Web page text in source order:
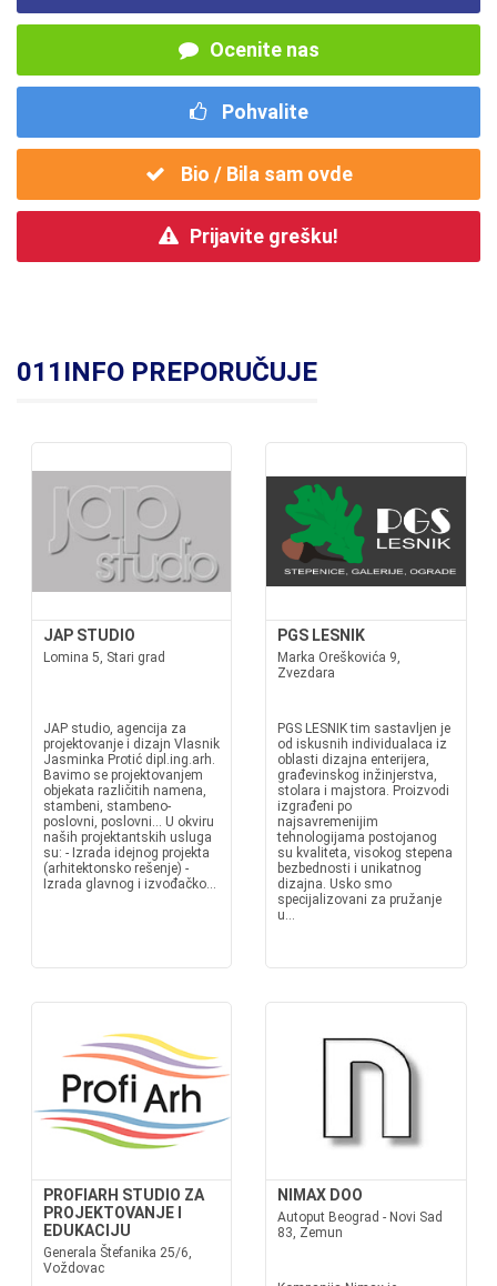
Ocenite nas
Pohvalite
Bio / Bila sam ovde
Prijavite grešku!
011INFO PREPORUČUJE
JAP STUDIO
Lomina 5, Stari grad
JAP studio, agencija za
projektovanje i dizajn Vlasnik
Jasminka Protić dipl.ing.arh.
Bavimo se projektovanjem
objekata različitih namena,
stambeni, stambeno-
poslovni, poslovni... U okviru
naših projektantskih usluga
su: - Izrada idejnog projekta
(arhitektonsko rešenje) -
Izrada glavnog i izvođačko...
PGS LESNIK
Marka Oreškovića 9,
Zvezdara
PGS LESNIK tim sastavljen je
od iskusnih individualaca iz
oblasti dizajna enterijera,
građevinskog inžinjerstva,
stolara i majstora. Proizvodi
izgrađeni po
najsavremenijim
tehnologijama postojanog
su kvaliteta, visokog stepena
bezbednosti i unikatnog
dizajna. Usko smo
specijalizovani za pružanje
u...
PROFIARH STUDIO ZA
PROJEKTOVANJE I
EDUKACIJU
Generala Štefanika 25/6,
Voždovac
NIMAX DOO
Autoput Beograd - Novi Sad
83, Zemun